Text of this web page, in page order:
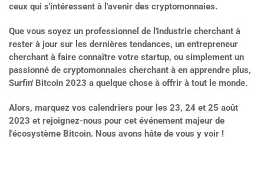
ceux qui s'intéressent à l'avenir des cryptomonnaies.
Que vous soyez un professionnel de l'industrie cherchant à
rester à jour sur les dernières tendances, un entrepreneur
cherchant à faire connaître votre startup, ou simplement un
passionné de cryptomonnaies cherchant à en apprendre plus,
Surfin' Bitcoin 2023 a quelque chose à offrir à tout le monde.
Alors, marquez vos calendriers pour les 23, 24 et 25 août
2023 et rejoignez-nous pour cet événement majeur de
l'écosystème Bitcoin. Nous avons hâte de vous y voir !